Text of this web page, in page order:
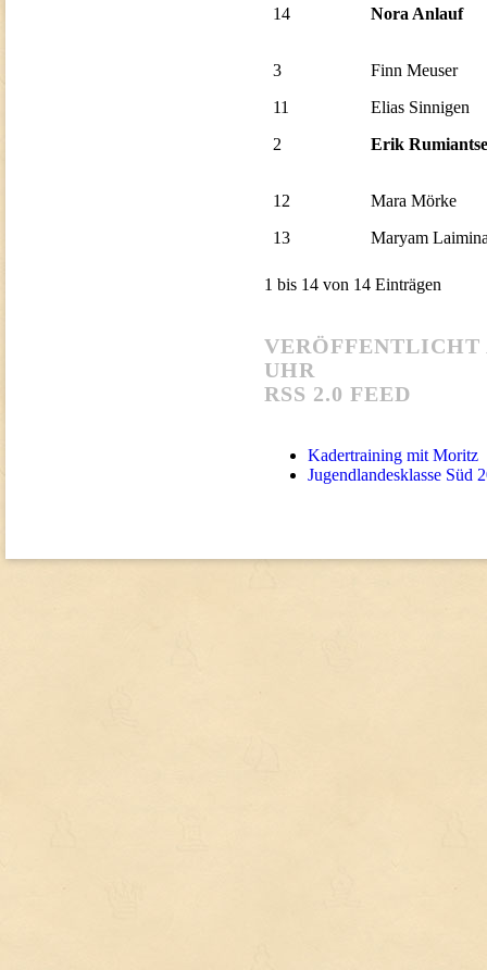
14 Nora Anlauf
3
Finn Meuser
11
Elias Sinnigen
2
Erik
12
Mara Mörke
13
Maryam
1 bis 14 von 14 Einträgen
VERÖFFENTLICHT
UHR
RSS 2.0 FEED
Kadertraining mit Moritz
Jugendlandesklasse Süd